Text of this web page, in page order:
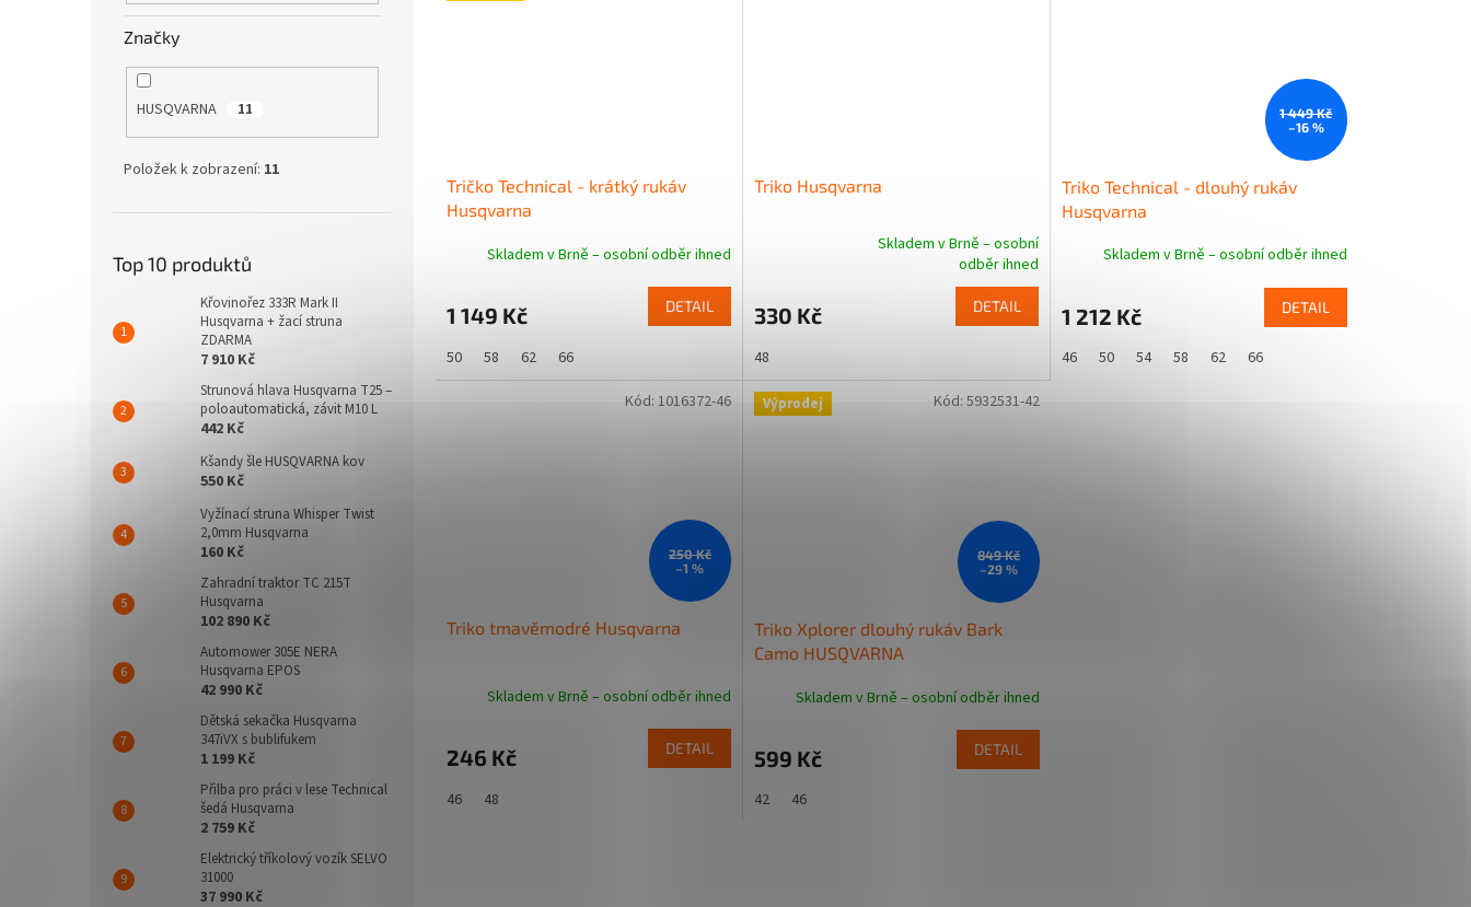
Značky
HUSQVARNA 11
Položek k zobrazení: 11
Top 10 produktů
Křovinořez 333R Mark II
Husqvarna + žací struna
ZDARMA
7 910 Kč
Strunová hlava Husqvarna T25 –
poloautomatická, závit M10 L
442 Kč
Kšandy šle HUSQVARNA kov
550 Kč
Vyžínací struna Whisper Twist
2,0mm Husqvarna
160 Kč
Zahradní traktor TC 215T
Husqvarna
102 890 Kč
Automower 305E NERA
Husqvarna EPOS
42 990 Kč
Dětská sekačka Husqvarna
347iVX s bublifukem
1 199 Kč
Přilba pro práci v lese Technical
šedá Husqvarna
2 759 Kč
Elektrický tříkolový vozík SELVO
31000
37 990 Kč
Tričko Technical - krátký rukáv
Husqvarna
Skladem v Brně – osobní odběr ihned
1 149 Kč DETAIL
50 58 62 66
Triko Husqvarna
je
z
5
hvězdiček.
Skladem v Brně – osobní
odběr ihned
330 Kč DETAIL
48
1 449 Kč
–16 %
Triko Technical - dlouhý rukáv
Husqvarna
Skladem v Brně – osobní odběr ihned
1 212 Kč DETAIL
46 50 54 58 62 66
250 Kč
–1 %
Triko tmavěmodré Husqvarna
Skladem v Brně – osobní odběr ihned
246 Kč DETAIL
46 48
Kód: 1016372-46 Výprodej
849 Kč
–29 %
Triko Xplorer dlouhý rukáv Bark
Camo HUSQVARNA
Skladem v Brně – osobní odběr ihned
599 Kč DETAIL
42 46
Kód: 5932531-42